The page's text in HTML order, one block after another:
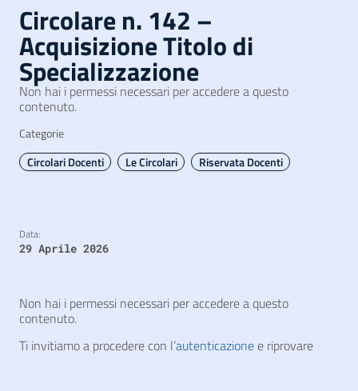
Circolare n. 142 –
Acquisizione Titolo di
Specializzazione
Non hai i permessi necessari per accedere a questo
contenuto.
Categorie
Circolari Docenti
Le Circolari Riservata Docenti
Data:
29 Aprile 2026
Non hai i permessi necessari per accedere a questo
contenuto.
Ti invitiamo a procedere con l’autenticazionee riprovare